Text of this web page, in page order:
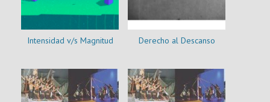
Intensidad v/s Magnitud Derecho al Descanso